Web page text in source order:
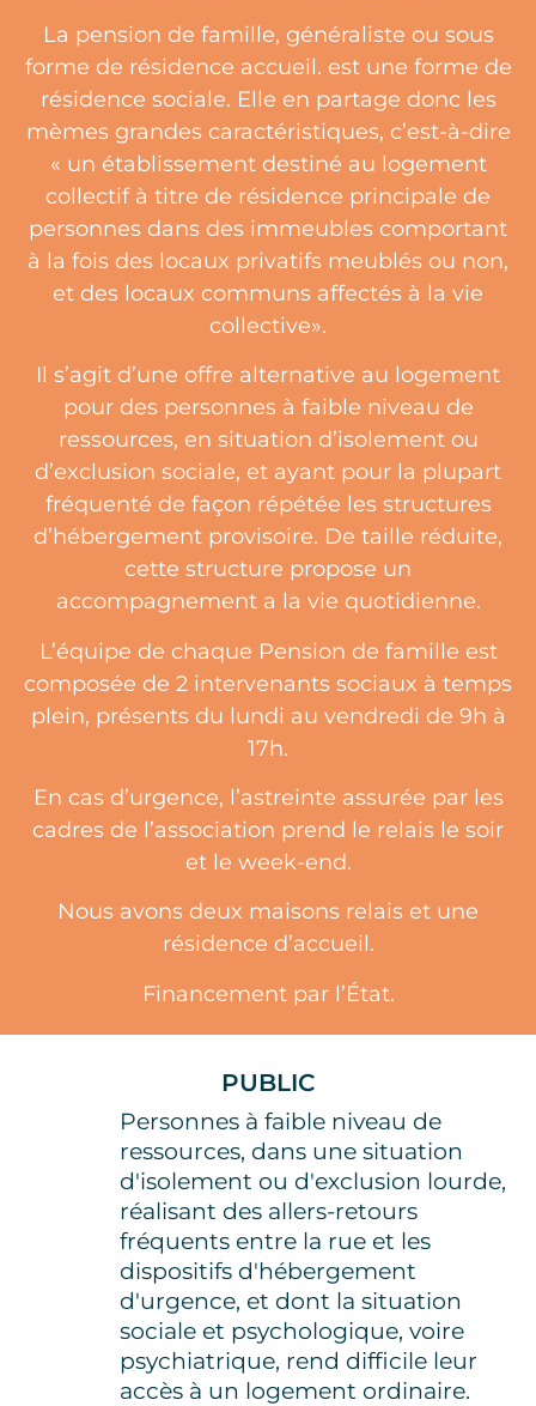
La pension de famille, généraliste ou sous
forme de résidence accueil. est une forme de
résidence sociale. Elle en partage donc les
mèmes grandes caractéristiques, c’est-à-dire
« un établissement destiné au logement
collectif à titre de résidence principale de
personnes dans des immeubles comportant
à la fois des locaux privatifs meublés ou non,
et des locaux communs affectés à la vie
collective».
Il s’agit d’une offre alternative au logement
pour des personnes à faible niveau de
ressources, en situation d’isolement ou
d’exclusion sociale, et ayant pour la plupart
fréquenté de façon répétée les structures
d’hébergement provisoire. De taille réduite,
cette structure propose un
accompagnement a la vie quotidienne.
L’équipe de chaque Pension de famille est
composée de 2 intervenants sociaux à temps
plein, présents du lundi au vendredi de 9h à
17h.
En cas d’urgence, l’astreinte assurée par les
cadres de l’association prend le relais le soir
et le week-end.
Nous avons deux maisons relais et une
résidence d’accueil.
Financement par l’État.
PUBLIC
Personnes à faible niveau de
ressources, dans une situation
d'isolement ou d'exclusion lourde,
réalisant des allers-retours
fréquents entre la rue et les
dispositifs d'hébergement
d'urgence, et dont la situation
sociale et psychologique, voire
psychiatrique, rend difficile leur
accès à un logement ordinaire.